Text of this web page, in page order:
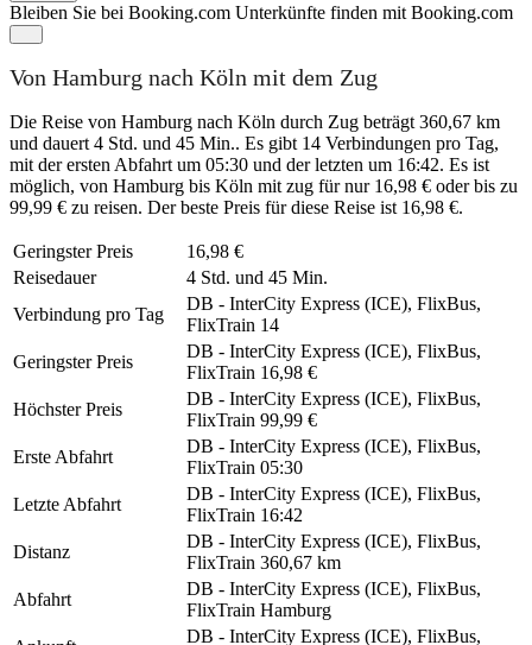
Bleiben Sie bei Booking.com Unterkünfte finden mit Booking.com
Von Hamburg nach Köln mit dem Zug
Die Reise von Hamburg nach Köln durch Zug beträgt 360,67 km
und dauert 4 Std. und 45 Min.. Es gibt 14 Verbindungen pro Tag,
mit der ersten Abfahrt um 05:30 und der letzten um 16:42. Es ist
möglich, von Hamburg bis Köln mit zug für nur 16,98 € oder bis zu
99,99 € zu reisen. Der beste Preis für diese Reise ist 16,98 €.
Geringster Preis
16,98 €
Reisedauer
4 Std. und 45 Min.
Verbindung pro Tag
DB - InterCity Express (ICE), FlixBus,
FlixTrain 14
Geringster Preis
DB - InterCity Express (ICE), FlixBus,
FlixTrain 16,98 €
Höchster Preis
DB - InterCity Express (ICE), FlixBus,
FlixTrain 99,99 €
Erste Abfahrt
DB - InterCity Express (ICE), FlixBus,
FlixTrain 05:30
Letzte Abfahrt
DB - InterCity Express (ICE), FlixBus,
FlixTrain 16:42
Distanz
DB - InterCity Express (ICE), FlixBus,
FlixTrain 360,67 km
Abfahrt
DB - InterCity Express (ICE), FlixBus,
FlixTrain Hamburg
DB - InterCity Express (ICE), FlixBus,